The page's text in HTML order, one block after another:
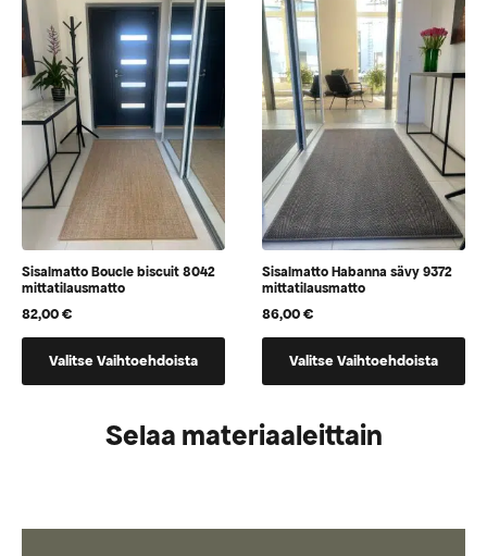
jotka
voidaan
valita
tuotteen
sivulla
jotka
voidaan
valita
tuotteen
sivulla
Sisalmatto Boucle biscuit 8042
mittatilausmatto
82,00€
Valitse Vaihtoehdoista
tuotteella
vaihtoehtoja,
Sisalmatto Habanna sävy 9372
mittatilausmatto
86,00€
Valitse Vaihtoehdoista
tuotteella
vaihtoehtoja,
jotka
Selaa materiaaleittain